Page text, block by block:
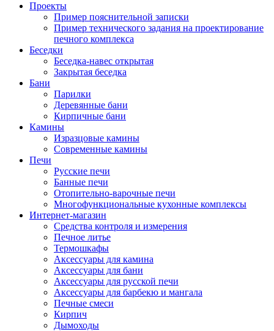
Проекты
Пример пояснительной записки
Пример технического задания на проектирование
печного комплекса
Беседки
Беседка-навес открытая
Закрытая беседка
Бани
Парилки
Деревянные бани
Кирпичные бани
Камины
Изразцовые камины
Современные камины
Печи
Русские печи
Банные печи
Отопительно-варочные печи
Многофункциональные кухонные комплексы
Интернет-магазин
Средства контроля и измерения
Печное литье
Термошкафы
Аксессуары для камина
Аксессуары для бани
Аксессуары для русской печи
Аксессуары для барбекю и мангала
Печные смеси
Кирпич
Дымоходы